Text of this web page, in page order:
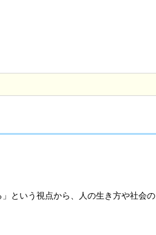
という視点から、人の生き方や社会の